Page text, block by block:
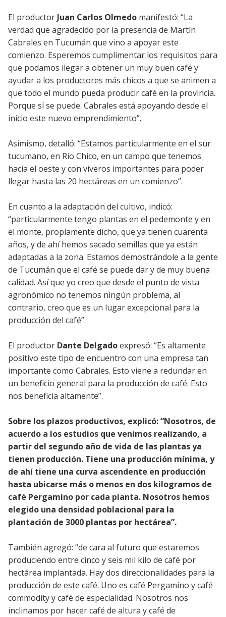
El productor Juan Carlos Olmedo manifestó: “La
verdad que agradecido por la presencia de Martín
Cabrales en Tucumán que vino a apoyar este
comienzo. Esperemos cumplimentar los requisitos para
que podamos llegar a obtener un muy buen café y
ayudar a los productores más chicos a que se animen a
que todo el mundo pueda producir café en la provincia.
Porque sí se puede. Cabrales está apoyando desde el
inicio este nuevo emprendimiento”.
Asimismo, detalló: “Estamos particularmente en el sur
tucumano, en Río Chico, en un campo que tenemos
hacia el oeste y con viveros importantes para poder
llegar hasta las 20 hectáreas en un comienzo”.
En cuanto a la adaptación del cultivo, indicó:
“particularmente tengo plantas en el pedemonte y en
el monte, propiamente dicho, que ya tienen cuarenta
años, y de ahí hemos sacado semillas que ya están
adaptadas a la zona. Estamos demostrándole a la gente
de Tucumán que el café se puede dar y de muy buena
calidad. Así que yo creo que desde el punto de vista
agronómico no tenemos ningún problema, al
contrario, creo que es un lugar excepcional para la
producción del café”.
El productor Dante Delgadoexpresó: “Es altamente
positivo este tipo de encuentro con una empresa tan
importante como Cabrales. Esto viene a redundar en
un beneficio general para la producción de café. Esto
nos beneficia altamente”.
Sobre los plazos productivos, explicó: “Nosotros, de
acuerdo a los estudios que venimos realizando, a
partir del segundo año de vida de las plantas ya
tienen producción. Tiene una producción mínima, y
de ahí tiene una curva ascendente en producción
hasta ubicarse más o menos en dos kilogramos de
café Pergamino por cada planta. Nosotros hemos
elegido una densidad poblacional para la
plantación de 3000 plantas por hectárea”.
También agregó: “de cara al futuro que estaremos
produciendo entre cinco y seis mil kilo de café por
hectárea implantada. Hay dos direccionalidades para la
producción de este café. Uno es café Pergamino y café
commodity y café de especialidad. Nosotros nos
inclinamos por hacer café de altura y café de